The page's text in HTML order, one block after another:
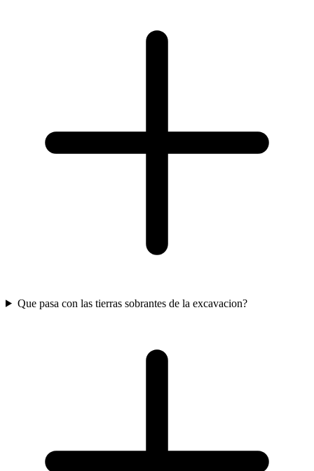
Que pasa con las tierras sobrantes de la excavacion?